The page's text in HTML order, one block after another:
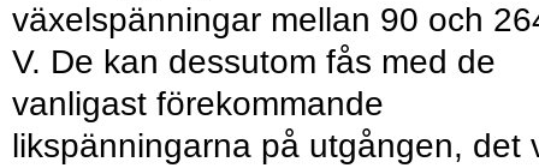
växelspänningar mellan 90 och
V. De kan dessutom fås med de
vanligast förekommande
likspänningarna på utgången, det